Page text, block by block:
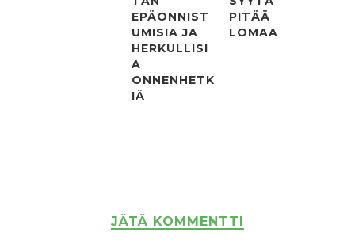
EPÄONNIST
UMISIA JA
HERKULLISI
A
ONNENHETK
IÄ
PITÄÄ
LOMAA
JÄTÄ KOMMENTTI